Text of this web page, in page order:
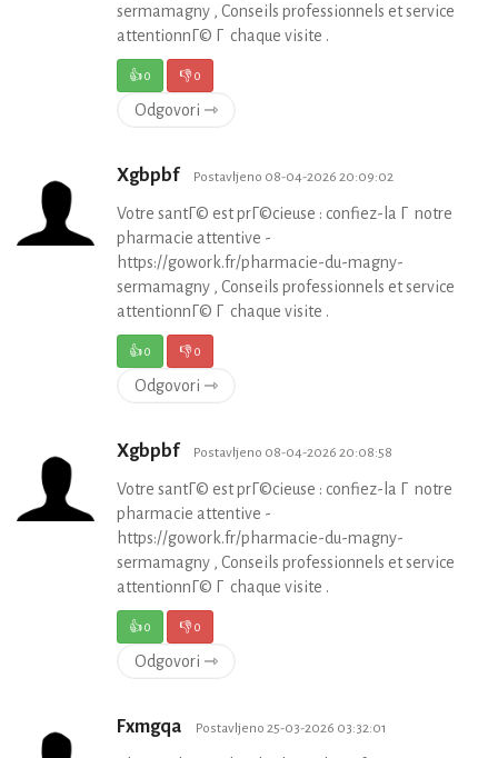
sermamagny , Conseils professionnels et service
attentionnГ© Г chaque visite .
👍0 👎0
Odgovori ⇾
Xgbpbf Postavljeno 08-04-2026 20:09:02
Votre santГ© est prГ©cieuse : confiez-la Г notre
pharmacie attentive -
https://gowork.fr/pharmacie-du-magny-
sermamagny , Conseils professionnels et service
attentionnГ© Г chaque visite .
👍0 👎0
Odgovori ⇾
Xgbpbf Postavljeno 08-04-2026 20:08:58
Votre santГ© est prГ©cieuse : confiez-la Г notre
pharmacie attentive -
https://gowork.fr/pharmacie-du-magny-
sermamagny , Conseils professionnels et service
attentionnГ© Г chaque visite .
👍0 👎0
Odgovori ⇾
Fxmgqa Postavljeno 25-03-2026 03:32:01